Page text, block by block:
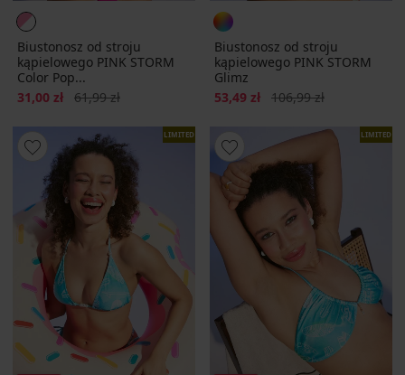
Biustonosz od stroju
kąpielowego PINK STORM
Color Pop...
Zniżka
31,00 zł Pierwotna cena
61,99 zł
Biustonosz od stroju
kąpielowego PINK STORM
Glimz
Zniżka
53,49 zł Pierwotna cena
106,99 zł
LIMITED LIMITED